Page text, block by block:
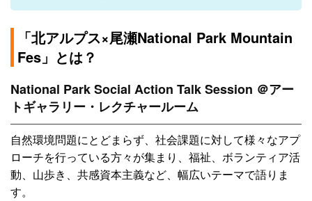
「北アルプス×尾瀬National Park Mountain
Fes」とは？
National Park Social Action Talk Session ＠アー
トギャラリー・レクチャールーム
自然環境問題にとどまらず、社会課題に対して様々なアプ
ローチを行っている方々が集まり、福祉、ボランティア活
動、山歩き、共感資本主義など、幅広いテーマで語りま
す。